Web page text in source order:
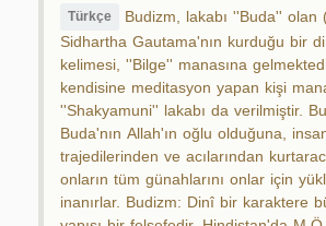
Türkçe Budizm, lakabı ''Buda''
Sidhartha Gautama'nın kurduğu bir
kelimesi, ''Bilge'' manasına
kendisine meditasyon yapan kişi
''Shakyamuni'' lakabı da verilmiştir.
Buda'nın Allah'ın oğlu olduğuna,
trajedilerinden ve acılarından
onların tüm günahlarını onlar için
inanırlar. Budizm: Dinî bir karaktere